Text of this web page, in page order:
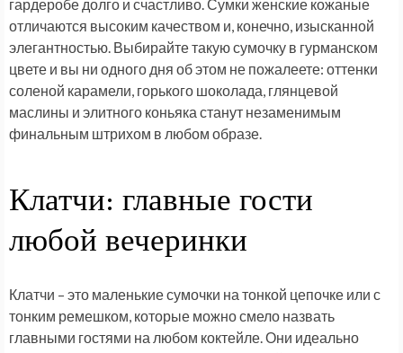
гардеробе долго и счастливо. Сумки женские кожаные
отличаются высоким качеством и, конечно, изысканной
элегантностью. Выбирайте такую сумочку в гурманском
цвете и вы ни одного дня об этом не пожалеете: оттенки
соленой карамели, горького шоколада, глянцевой
маслины и элитного коньяка станут незаменимым
финальным штрихом в любом образе.
Клатчи: главные гости
любой вечеринки
Клатчи – это маленькие сумочки на тонкой цепочке или с
тонким ремешком, которые можно смело назвать
главными гостями на любом коктейле. Они идеально